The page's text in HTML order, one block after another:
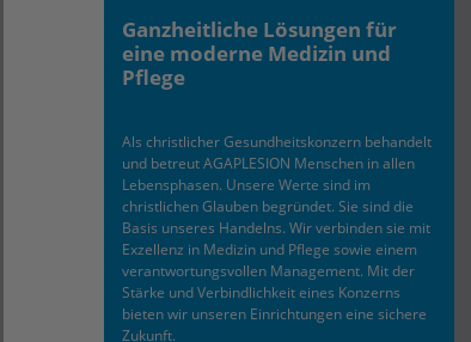
Ganzheitliche Lösungen für
eine moderne Medizin und
Pflege
Als christlicher Gesundheitskonzern behandelt
und betreut AGAPLESION Menschen in allen
Lebensphasen. Unsere Werte sind im
christlichen Glauben begründet. Sie sind die
Basis unseres Handelns. Wir verbinden sie mit
Exzellenz in Medizin und Pflege sowie einem
verantwortungsvollen Management. Mit der
Stärke und Verbindlichkeit eines Konzerns
bieten wir unseren Einrichtungen eine sichere
Zukunft.